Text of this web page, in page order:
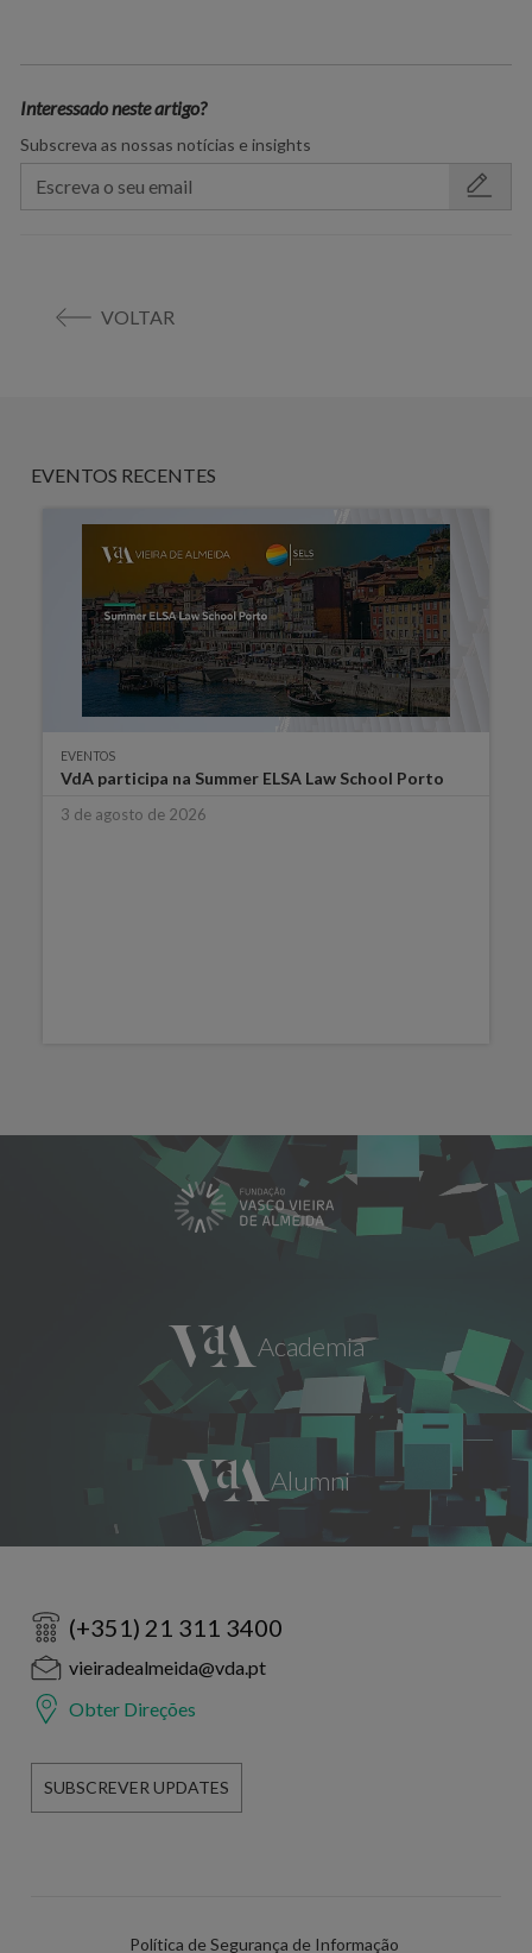
Interessado neste artigo?
Subscreva as nossas notícias e insights
VOLTAR
EVENTOS RECENTES
EVENTOS
VdA participa na Summer ELSA Law School Porto
3 de agosto de 2026
(+351) 21 311 3400
vieiradealmeida@vda.pt
Obter Direções
SUBSCREVER UPDATES
Política de Segurança de Informação